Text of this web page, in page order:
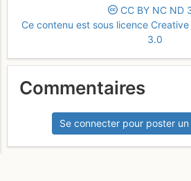
CC BY NC ND
Ce contenu est sous licence
3.0
Commentaires
Se connecter pour poster